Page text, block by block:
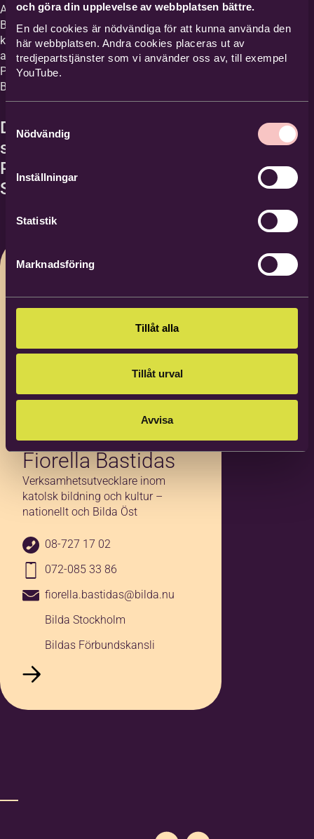
och göra din upplevelse av webbplatsen bättre.
En del cookies är nödvändiga för att kunna använda den
här webbplatsen. Andra cookies placeras ut av
tredjepartstjänster som vi använder oss av, till exempel
YouTube.
Samtyckesval
Nödvändig
Inställningar
Statistik
Marknadsföring
Tillåt alla
Tillåt urval
Avvisa
Adress*
c/o adress
Postnummer
Jag godkänner
anmälningsvillkoren
Jag vill ha erbjudanden och
nyhetsbrev. Vad innebär detta?
Alla anmälda får en plats till Inzoomat.
Bekräftelse med zoomlänk kommer senast
klockan 18.30 samma dag. Detta
arrangemang sker i samarbete med Katolska
Pedagogiska Nämnden och Studieförbundet
Bilda.
Detta arrangemang sker i
samarbete med Katolska
Pedagogiska Nämnden och
Studieförbundet Bilda.
Fiorella Bastidas
Verksamhetsutvecklare inom
katolsk bildning och kultur –
nationellt och Bilda Öst
08-727 17 02
072-085 33 86
fiorella.bastidas@bilda.nu
Bilda Stockholm
Bildas Förbundskansli